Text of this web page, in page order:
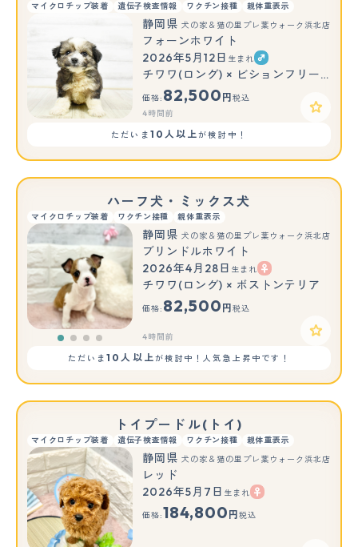
マイクロチップ装着 遺伝子検査情報 ワクチン接種 親体重表示
静岡県 犬の家＆猫の里プレ葉ウォーク浜北店
フォーンホワイト
2026年5月12日 生まれ
チワワ(ロング) × ビションフリーゼ
価格: 82,500 円 税込
4時間前
ただいま 10人以上が検討中！
ハーフ犬・ミックス犬
マイクロチップ装着 ワクチン接種 親体重表示
静岡県 犬の家＆猫の里プレ葉ウォーク浜北店
ブリンドルホワイト
2026年4月28日 生まれ
チワワ(ロング) × ボストンテリア
価格: 82,500 円 税込
4時間前
ただいま10人以上が検討中！人気急上昇中です！
トイプードル(トイ)
マイクロチップ装着 遺伝子検査情報 ワクチン接種 親体重表示
静岡県 犬の家＆猫の里プレ葉ウォーク浜北店
レッド
2026年5月7日 生まれ
価格:184,800 円 税込